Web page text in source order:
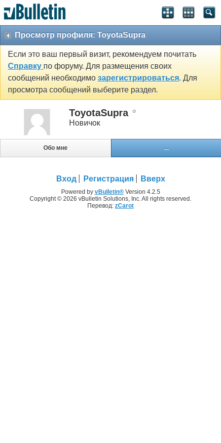
Просмотр профиля: ToyotaSupra
Если это ваш первый визит, рекомендуем почитать
Справку по форуму. Для размещения своих
сообщений необходимо зарегистрироваться. Для
просмотра сообщений выберите раздел.
ToyotaSupra
Новичок
Обо мне ...
Вход Регистрация Вверх
Powered by vBulletin®Version 4.2.5
Copyright © 2026 vBulletin Solutions, Inc. All rights reserved.
Перевод: zCarot